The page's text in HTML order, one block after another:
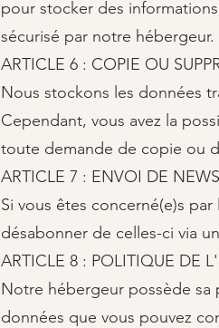
pour stocker des
sécurisé par notre hébergeur.​
ARTICLE 6 : COPIE OU
Nous stockons les données
Cependant, vous avez la
toute demande de copie ou
ARTICLE 7 : ENVOI DE
Si vous êtes concerné(e)s
désabonner de celles-ci via
ARTICLE 8 : POLITIQUE DE
Notre hébergeur possède
données que vous pouvez